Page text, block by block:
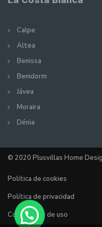
Calpe
Altea
Benissa
Benidorm
Jávea
Moraira
Dénia
© 2020 Plusvillas Home
Política de cookies
Política de privacidad
Condiciones de uso